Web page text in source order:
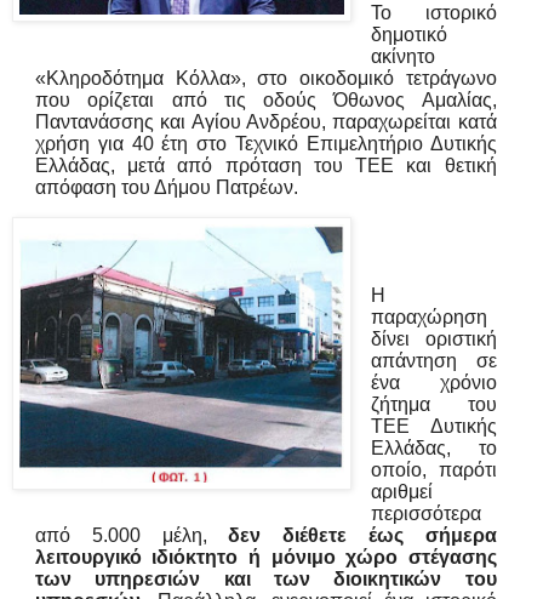
Το ιστορικό
δημοτικό
ακίνητο
«Κληροδότημα Κόλλα», στο οικοδομικό τετράγωνο
που ορίζεται από τις οδούς Όθωνος Αμαλίας,
Παντανάσσης και Αγίου Ανδρέου, παραχωρείται κατά
χρήση για 40 έτη στο Τεχνικό Επιμελητήριο Δυτικής
Ελλάδας, μετά από πρόταση του ΤΕΕ και θετική
απόφαση του Δήμου Πατρέων.
Η
παραχώρηση
δίνει οριστική
απάντηση σε
ένα χρόνιο
ζήτημα του
ΤΕΕ Δυτικής
Ελλάδας, το
οποίο, παρότι
αριθμεί
περισσότερα
από 5.000 μέλη,δεν διέθετε έως σήμερα
λειτουργικό ιδιόκτητο ή μόνιμο χώρο στέγασης
των υπηρεσιών και των διοικητικών του